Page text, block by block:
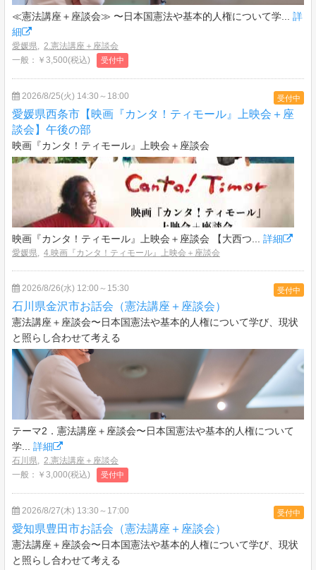
≪憲法講座＋座談会≫ 〜日本国憲法や基本的人権について学... 詳
細
愛媛県, 2.憲法講座＋座談会
一般：￥3,500(税込)
受付中
受付中
2026/8/25(火) 14:30～18:00
愛媛県西条市【映画『カンタ！ティモール』上映会＋座
談会】午後の部
映画『カンタ！ティモール』上映会＋座談会
映画『カンタ！ティモール』上映会＋座談会 【大西つ... 詳細
愛媛県, 4.映画『カンタ！ティモール』上映会＋座談会
受付中
2026/8/26(水) 12:00～15:30
石川県金沢市お話会（憲法講座＋座談会）
憲法講座＋座談会〜日本国憲法や基本的人権について学び、現状
と照らし合わせて考える
テーマ2．憲法講座＋座談会〜日本国憲法や基本的人権について
学... 詳細
石川県, 2.憲法講座＋座談会
一般：￥3,000(税込)
受付中
受付中
2026/8/27(木) 13:30～17:00
愛知県豊田市お話会（憲法講座＋座談会）
憲法講座＋座談会〜日本国憲法や基本的人権について学び、現状
と照らし合わせて考える